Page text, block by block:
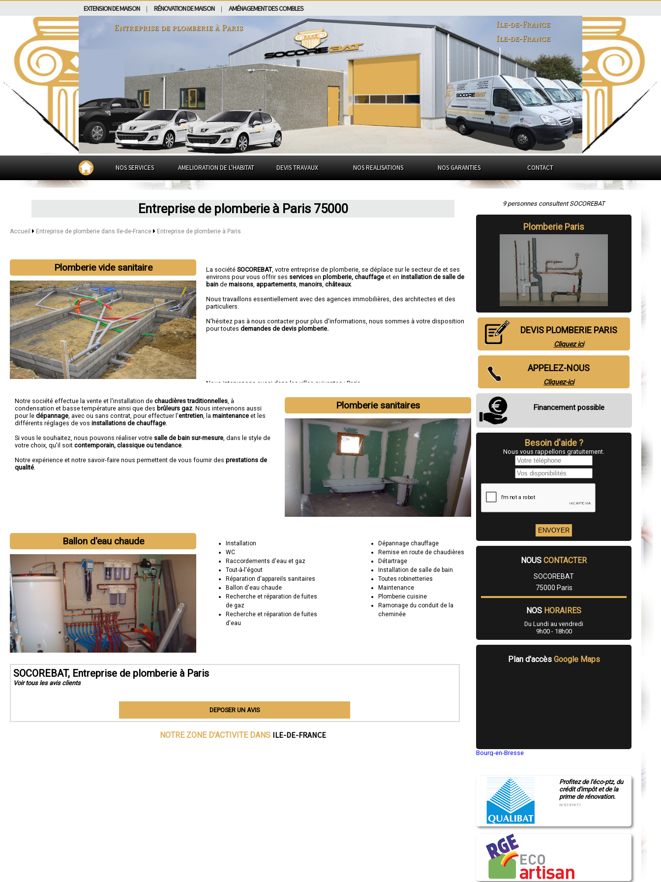
EXTENSION DE MAISON RÉNOVATION DE MAISON AMÉNAGEMENT DES COMBLES
Entreprise de plomberie àParis
Ile-de-France
Ile-de-France
NOS SERVICES AMELIORATION DE L'HABITAT DEVIS TRAVAUX NOS REALISATIONS NOS GARANTIES CONTACT
Entreprise de plomberie à Paris 75000
Accueil Entreprise de plomberie dans Ile-de-France Entreprise de plomberie à Paris
Plomberie vide sanitaire La sociétéSOCOREBAT,votre entreprise de plomberie , se déplace sur le secteur de et ses
environs pour vous offrir ses services enplomberie, chauffage et eninstallation de salle de
bain demaisons appartements ,manoirs ,châteaux.
Nous travaillons essentiellement avec des agences immobilières, des architectes et des
particuliers.
N'hésitez pas à nous contacter pour plus d'informations, nous sommes à votre disposition
pour toutesdemandes de devis plomberie.
Nous intervenons aussi dans les villes suivantes :Paris
Plomberie sanitaires
Notre société effectue la vente et l'installation de chaudières traditionnelles, à
condensation et basse température ainsi que des brûleurs gaz. Nous intervenons aussi
pour le dépannage, avec ou sans contrat, pour effectuer l'entretien, la maintenance et les
différents réglages de vos installations de chauffage.
Si vous le souhaitez, nous pouvons réaliser votre salle de bain sur-mesure, dans le style de
votre choix, qu'il soit contemporain, classique ou tendance.
Notre expérience et notre savoir-faire nous permettent de vous fournir des prestations de
qualité.
Ballon d'eau chaude
Installation
WC
Raccordements d'eau et gaz
Tout-à-l'égout
Réparation d'appareils sanitaires
Ballon d'eau chaude
Recherche et réparation de fuites
de gaz
Recherche et réparation de fuites
d'eau
Dépannage chauffage
Remise en route de chaudières
Détartrage
Installation de salle de bain
Toutes robinetteries
Maintenance
Plomberie cuisine
Ramonage du conduit de la
cheminée
SOCOREBAT, Entreprise de plomberie à Paris
Voir tous les avis clients
DEPOSER UN AVIS
NOTRE ZONE D'ACTIVITE DANS ILE-DE-FRANCE
9 personnes consultent SOCOREBAT
Plomberie Paris
DEVIS PLOMBERIE PARIS
Cliquez ici
APPELEZ-NOUS
Cliquez-ici
Financement possible
Besoin d'aide ?
Nous vous rappellons gratuitement.
NOUS CONTACTER
SOCOREBAT
75000 Paris
NOS HORAIRES
Du Lundi au vendredi
9h00 - 18h00
Plan d'accès Google Maps
Bourg-en-Bresse
Gap
Nice
Annonay
Charleville-Mézières
Troyes
Narbonne
Marseille
Caen
Aurillac
Angoulême
Bourges
Profitez de l'éco-ptz, du
crédit d'impôt et de la
prime de rénovation.
N°E157671